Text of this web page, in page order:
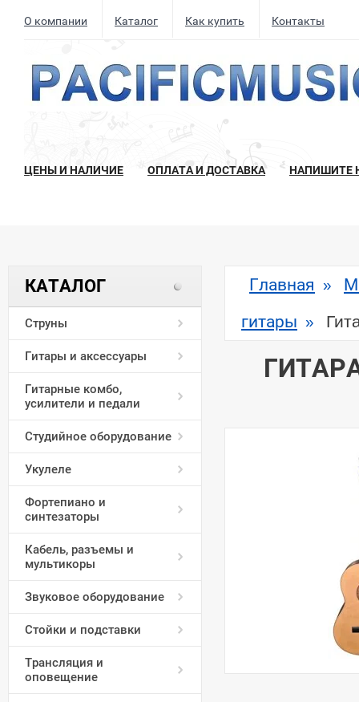
О компании Каталог Как купить Контакты
ЦЕНЫ И НАЛИЧИЕ ОПЛАТА И ДОСТАВКА НАПИШИТЕ
Главная »
гитары »
КАТАЛОГ
Струны
Гитары и аксессуары
Гитарные комбо,
усилители и педали
Студийное оборудование
Укулеле
Фортепиано и
синтезаторы
Кабель, разъемы и
мультикоры
Звуковое оборудование
Стойки и подставки
Трансляция и
оповещение